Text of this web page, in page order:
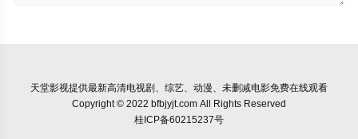
天堂影视提供最新高清电视剧、综艺、动漫、未删减电影免费在线观看
Copyright © 2022 bfbjyjt.com All Rights Reserved
桂ICP备60215237号